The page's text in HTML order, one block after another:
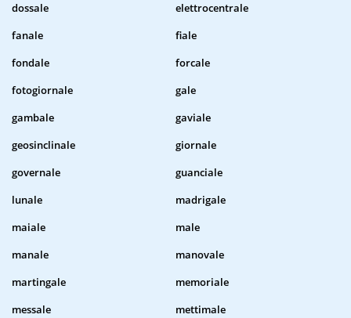
dossale
elettrocentrale
fanale
fiale
fondale
forcale
fotogiornale
gale
gambale
gaviale
geosinclinale
giornale
governale
guanciale
lunale
madrigale
maiale
male
manale
manovale
martingale
memoriale
messale
mettimale